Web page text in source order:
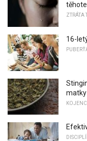
ZTRÁTA
16-
KOJENCI